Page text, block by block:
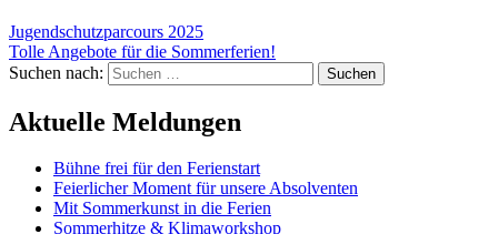
Jugendschutzparcours 2025
Tolle Angebote für die Sommerferien!
Suchen nach:
Aktuelle Meldungen
Bühne frei für den Ferienstart
Feierlicher Moment für unsere Absolventen
Mit Sommerkunst in die Ferien
Sommerhitze & Klimaworkshop